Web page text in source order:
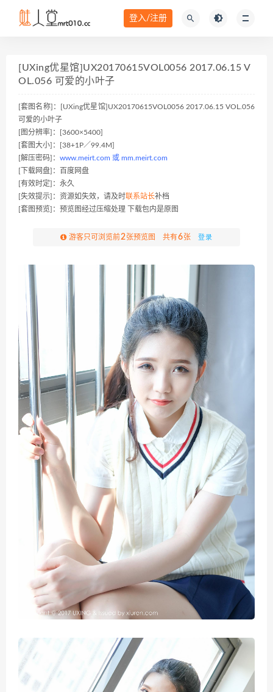
登入/注册
[UXing优星馆]UX20170615VOL0056 2017.06.15 V
OL.056 可爱的小叶子
[套图名称]：[UXing优星馆]UX20170615VOL0056 2017.06.15 VOL.056
可爱的小叶子
[图分辨率]：[3600×5400]
[套图大小]：[38+1P／99.4M]
[解压密码]： www.meirt.com 或 mm.meirt.com
[下载网盘]：百度网盘
[有效时定]：永久
[失效提示]：资源如失效，请及时联系站长补档
[套图预览]：预览图经过压缩处理 下载包内是原图
游客只可浏览前2张预览图 共有6张 登录